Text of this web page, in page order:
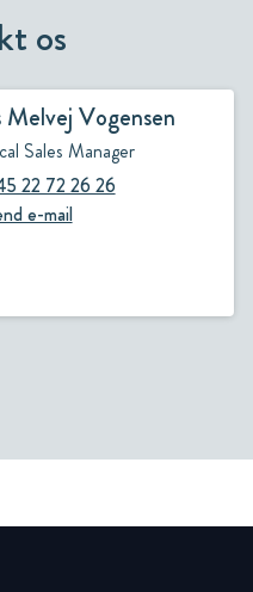
os
Melvej Vogensen
Sales Manager
22 72 26 26
e-mail